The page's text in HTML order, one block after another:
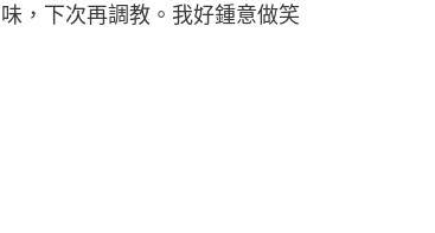
，下次再調教。我好鍾意做笑